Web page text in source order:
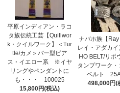
平原インディアン・ラコ
タ族伝統工芸【Quillwor
k・クイルワーク】＜Tur
tle/カメ＞バー型ピア
ス・イエロー系 ※イヤ
リングやペンダントに
も・・・ 100025
15,800円(税込)
ナバホ族【
レイ・アダカ
HO BELT/リポ
タンプワーク・
ベルト
498,000円(